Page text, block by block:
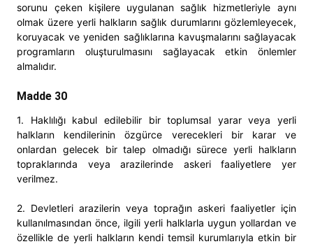
sorunu çeken kişilere uygulanan sağlık hizmetleriyle aynı
olmak üzere yerli halkların sağlık durumlarını gözlemleyecek,
koruyacak ve yeniden sağlıklarına kavuşmalarını sağlayacak
programların oluşturulmasını sağlayacak etkin önlemler
almalıdır.
Madde 30
1. Haklılığı kabul edilebilir bir toplumsal yarar veya yerli
halkların kendilerinin özgürce verecekleri bir karar ve
onlardan gelecek bir talep olmadığı sürece yerli halkların
topraklarında veya arazilerinde askeri faaliyetlere yer
verilmez.
2. Devletleri arazilerin veya toprağın askeri faaliyetler için
kullanılmasından önce, ilgili yerli halklarla uygun yollardan ve
özellikle de yerli halkların kendi temsil kurumlarıyla etkin bir